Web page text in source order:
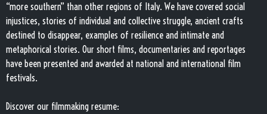
“more southern” than other regions of Italy. We have covered social
injustices, stories of individual and collective struggle, ancient crafts
destined to disappear, examples of resilience and intimate and
metaphorical stories. Our short films, documentaries and reportages
have been presented and awarded at national and international film
festivals.
Discover our filmmaking resume: